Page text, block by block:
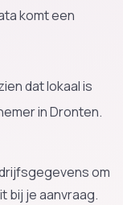
komt een
dat lokaal is
in Dronten.
om
bij je aanvraag.